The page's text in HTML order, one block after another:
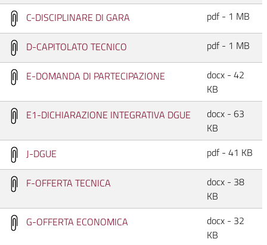
C-DISCIPLINARE DI GARA
pdf - 1 MB
D-CAPITOLATO TECNICO pdf - 1 MB
E-DOMANDA DI PARTECIPAZIONE
docx - 42
KB
E1-DICHIARAZIONE INTEGRATIVA DGUE
docx - 63
KB
J-DGUE
pdf - 41 KB
F-OFFERTA TECNICA
docx - 38
KB
G-OFFERTA ECONOMICA
docx - 32
KB